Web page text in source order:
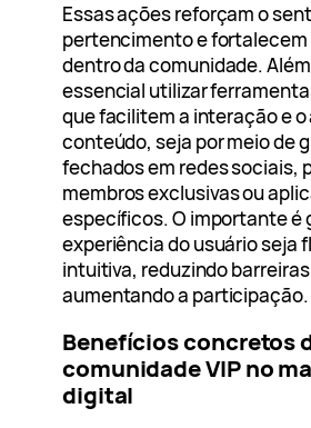
Essas ações reforçam o
pertencimento e fortalecem
dentro da comunidade.
essencial utilizar
que facilitem a interação e o
conteúdo, seja por meio de
fechados em redes sociais,
membros exclusivas ou
específicos. O importante é
experiência do usuário seja
intuitiva, reduzindo
aumentando a participação.
Benefícios concretos
comunidade VIP no
digital